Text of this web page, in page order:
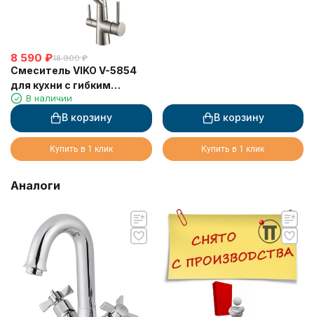
8 590 ₽18 900 ₽
Смеситель VIKO V-5854
для кухни с гибким
изливом и подключением
к фильтру 2 в 1
(нержавеющая сталь)
картридж d35 мм,
(корпус/излив: серебро/
В наличии
В корзину
Купить в 1 клик
В корзину
Купить в 1 клик
Аналоги